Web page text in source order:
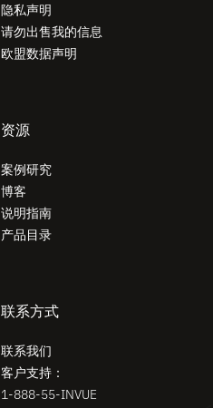
隐私声明
请勿出售我的信息
欧盟数据声明
资源
案例研究
博客
说明指南
产品目录
联系方式
联系我们
客户支持：
1-888-55-INVUE